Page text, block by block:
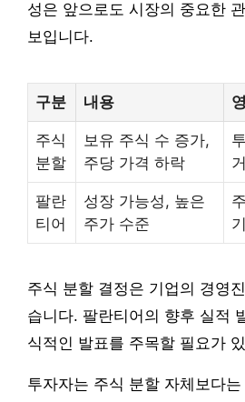
성은 앞으로도 시장의 중요한
보입니다.
구분 내용
주식
분할
보유 주식 수 증가,
주당 가격 하락
팔란
티어
성장 가능성, 높은
주가 수준
주식 분할 결정은 기업의 경영
습니다. 팔란티어의 향후 실적
식적인 발표를 주목할 필요가
투자자는 주식 분할 자체보다